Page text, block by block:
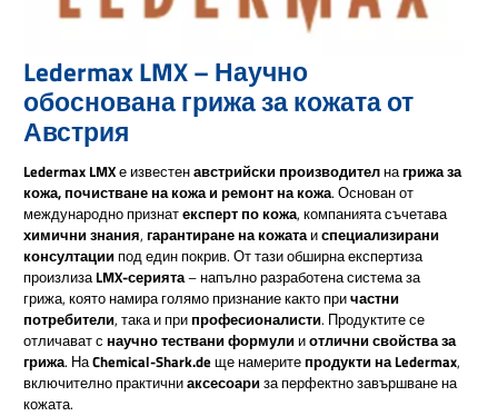
Ledermax LMX – Научно
обоснована грижа за кожата от
Австрия
Ledermax LMXе известенавстрийски производителнагрижа за
кожа, почистване на кожа и ремонт на кожа. Основан от
международно признатексперт по кожа, компанията съчетава
химични знания, гарантиране на кожатаиспециализирани
консултациипод един покрив. От тази обширна експертиза
произлизаLMX-серията– напълно разработена система за
грижа, която намира голямо признание както причастни
потребители, така и припрофесионалисти. Продуктите се
отличават с научно тествани формулииотлични свойства за
грижа. НаChemical-Shark.deще намеритепродукти на Ledermax,
включително практичниаксесоариза перфектно завършване на
кожата.